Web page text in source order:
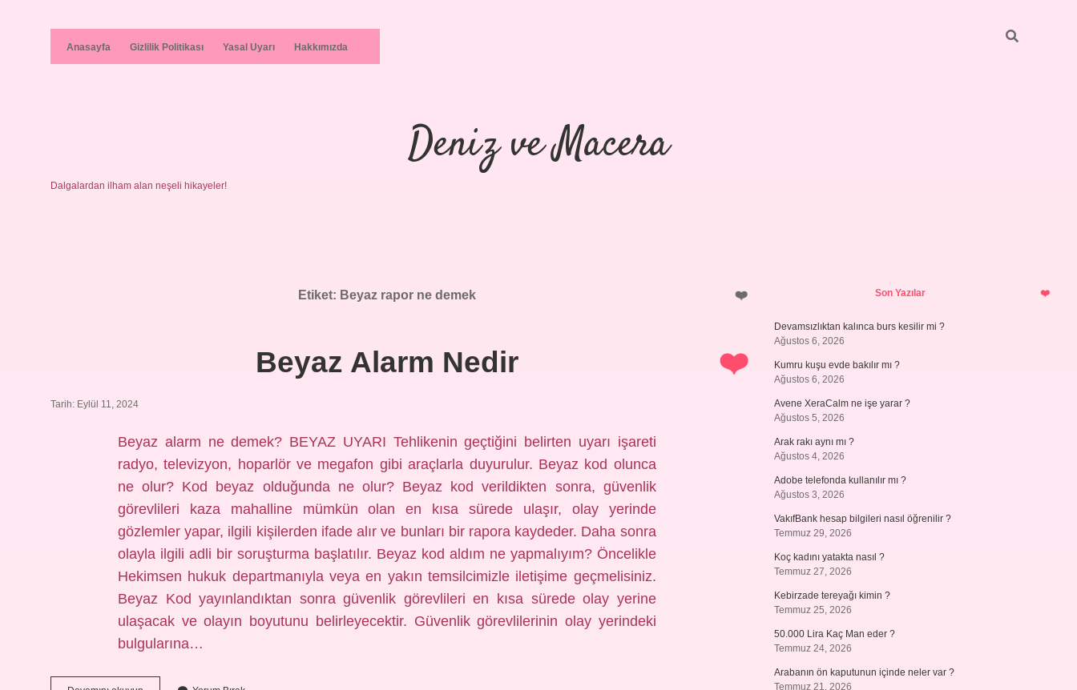
Anasayfa Gizlilik Politikası Yasal Uyarı Hakkımızda
Deniz ve Macera
Dalgalardan ilham alan neşeli hikayeler!
Etiket: Beyaz rapor ne demek
Beyaz Alarm Nedir
Tarih: Eylül 11, 2024
Beyaz alarm ne demek? BEYAZ UYARI Tehlikenin geçtiğini belirten uyarı işareti
radyo, televizyon, hoparlör ve megafon gibi araçlarla duyurulur. Beyaz kod olunca
ne olur? Kod beyaz olduğunda ne olur? Beyaz kod verildikten sonra, güvenlik
görevlileri kaza mahalline mümkün olan en kısa sürede ulaşır, olay yerinde
gözlemler yapar, ilgili kişilerden ifade alır ve bunları bir rapora kaydeder. Daha sonra
olayla ilgili adli bir soruşturma başlatılır. Beyaz kod aldım ne yapmalıyım? Öncelikle
Hekimsen hukuk departmanıyla veya en yakın temsilcimizle iletişime geçmelisiniz.
Beyaz Kod yayınlandıktan sonra güvenlik görevlileri en kısa sürede olay yerine
ulaşacak ve olayın boyutunu belirleyecektir. Güvenlik görevlilerinin olay yerindeki
bulgularına…
SidebarSon Yazılar
Devamsızlıktan kalınca burs kesilir mi ?
Ağustos 6, 2026
Kumru kuşu evde bakılır mı ?
Ağustos 6, 2026
Avene XeraCalm ne işe yarar ?
Ağustos 5, 2026
Arak rakı aynı mı ?
Ağustos 4, 2026
Adobe telefonda kullanılır mı ?
Ağustos 3, 2026
VakıfBank hesap bilgileri nasıl öğrenilir ?
Temmuz 29, 2026
Koç kadını yatakta nasıl ?
Temmuz 27, 2026
Kebirzade tereyağı kimin ?
Temmuz 25, 2026
50.000 Lira Kaç Man eder ?
Temmuz 24, 2026
Arabanın ön kaputunun içinde neler var ?
Temmuz 21, 2026